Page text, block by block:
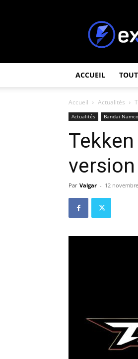
ACCUEIL
Accueil Actualités
Actualités Bandai Namco
Par Valgar - 12